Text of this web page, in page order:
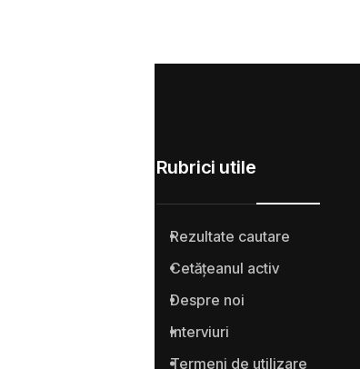
Rubrici utile
Rezultate cautare
Cetățeanul activ
Despre noi
Interviuri
Termeni de utilizare